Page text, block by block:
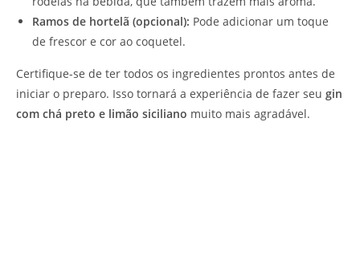
Ramos de hortelã (opcional): Pode adicionar um toque
de frescor e cor ao coquetel.
Certifique-se de ter todos os ingredientes prontos antes de
iniciar o preparo. Isso tornará a experiência de fazer seu gin
com chá preto e limão siciliano muito mais agradável.